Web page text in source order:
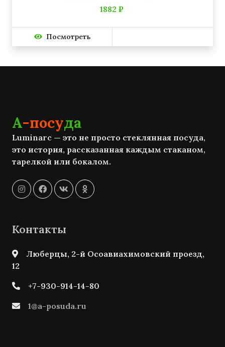
1882 ₽
Посмотреть
А-посуда
Luminarc — это не просто стеклянная посуда,
это история, рассказанная каждым стаканом,
тарелкой или бокалом.
Контакты
Люберцы, 2-й Осоавиахимовский проезд,
12
+7-930-914-14-80
1@a-posuda.ru